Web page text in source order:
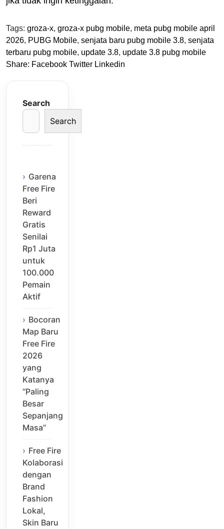
Tags: groza-x, groza-x pubg mobile, meta pubg mobile april
2026, PUBG Mobile, senjata baru pubg mobile 3.8, senjata
terbaru pubg mobile, update 3.8, update 3.8 pubg mobile
Share: Facebook Twitter Linkedin
Search
Search
Garena
Free Fire
Beri
Reward
Gratis
Senilai
Rp1 Juta
untuk
100.000
Pemain
Aktif
Bocoran
Map Baru
Free Fire
2026
yang
Katanya
“Paling
Besar
Sepanjang
Masa”
Free Fire
Kolaborasi
dengan
Brand
Fashion
Lokal,
Skin Baru